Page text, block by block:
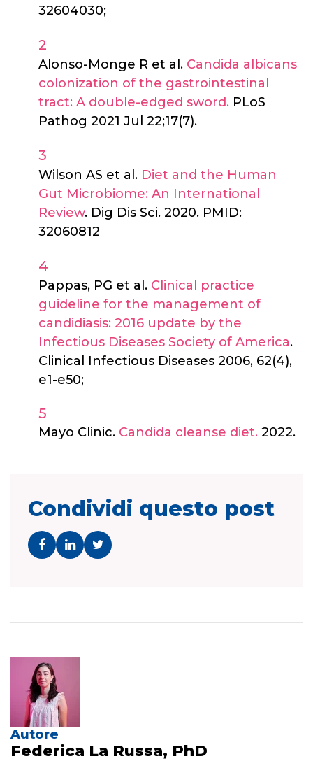
32604030;
Alonso-Monge R et al. Candida albicans
colonization of the gastrointestinal
tract: A double-edged sword. PLoS
Pathog 2021 Jul 22;17(7).
Wilson AS et al. Diet and the Human
Gut Microbiome: An International
Review. Dig Dis Sci. 2020. PMID:
32060812
Pappas, PG et al. Clinical practice
guideline for the management of
candidiasis: 2016 update by the
Infectious Diseases Society of America.
Clinical Infectious Diseases 2006, 62(4),
e1-e50;
Mayo Clinic. Candida cleanse diet. 2022.
Condividi questo post
Autore
Federica La Russa, PhD